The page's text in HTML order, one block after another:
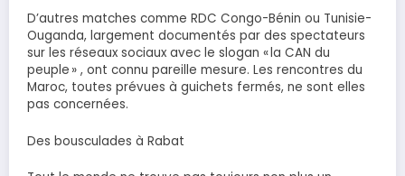
D’autres matches comme RDC Congo-Bénin ou Tunisie-
Ouganda, largement documentés par des spectateurs
sur les réseaux sociaux avec le slogan « la CAN du
peuple » , ont connu pareille mesure. Les rencontres du
Maroc, toutes prévues à guichets fermés, ne sont elles
pas concernées.
Des bousculades à Rabat